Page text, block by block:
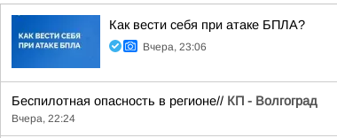
Как вести себя при атаке БПЛА?
Вчера, 23:06
Беспилотная опасность в регионе// КП - Волгоград
Вчера, 22:24